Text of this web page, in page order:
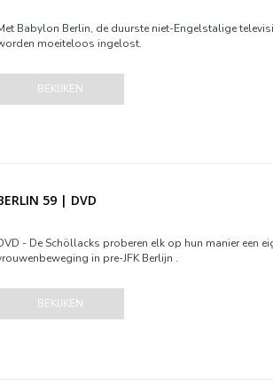
Babylon Berlin, de duurste niet-Engelstalige
moeiteloos ingelost.
BEKIJKEN
59 | DVD
- De Schöllacks proberen elk op hun manier een
in pre-JFK Berlijn .
BEKIJKEN